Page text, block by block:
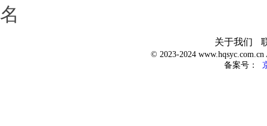
名
关于我们
© 2023-2024
备案号：